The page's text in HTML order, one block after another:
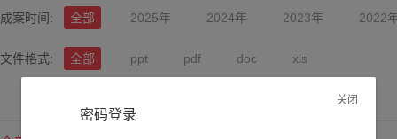
成案时间: 全部 2025年 2024年 2023年 2022
文件格式: 全部 ppt pdf doc xls
关闭
密码登录